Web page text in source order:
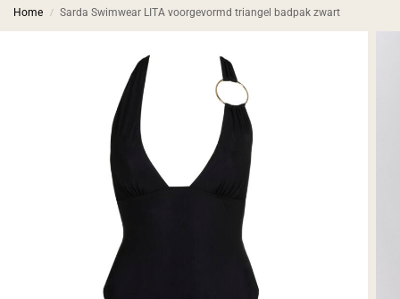
Home / Sarda Swimwear LITA voorgevormd triangel badpak zwart